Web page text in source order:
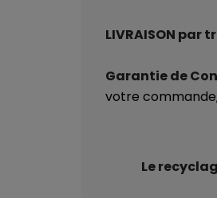
LIVRAISON par
Garantie de
votre
Le